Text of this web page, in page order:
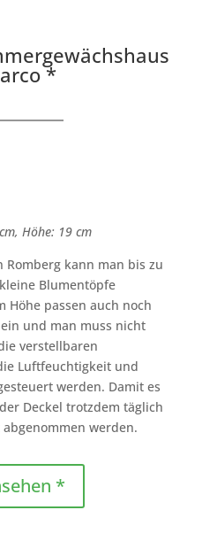
*
Höhe: 19 cm
kann man bis zu
Blumentöpfe
Höhe passen auch noch
und man muss nicht
verstellbaren
Luftfeuchtigkeit und
werden. Damit es
Deckel trotzdem täglich
werden.
*